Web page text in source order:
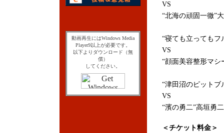
動画再生にはWindows Media
Player9以上が必要です。
以下よりダウンロード（無
償）
してください。
VS
“北海の頑固一徹”
“寝ても立っても
VS
“顔面美容整形マシ
“津田沼のピットブ
VS
“濱の勇二”高垣勇二
＜チケット料金＞